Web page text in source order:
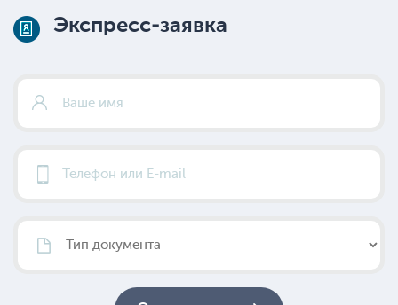
Экспресс-заявка